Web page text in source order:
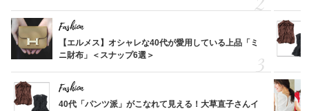
Fashion
【エルメス】オシャレな40代が愛用している上品「ミ
ニ財布」＜スナップ6選＞
Fashion
40代「パンツ派」がこなれて見える！大草直子さんイ